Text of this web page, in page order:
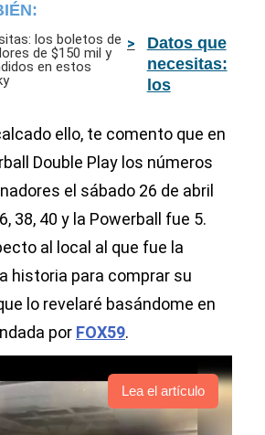
Datos que
necesitas:
los
Powerball
ganadores
de $150
mil y $50
mil fueron
en estos
locales en
Kentucky
ello, te comento que en
Double Play los números
el sábado 26 de abril
38, 40 y la Powerball fue 5.
al local al que fue la
historia para comprar su
lo revelaré basándome en
por FOX59.
Lea el artículo